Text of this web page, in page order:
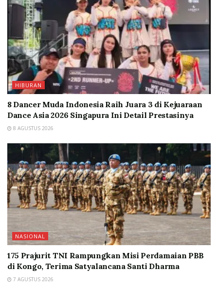
HIBURAN
8 Dancer Muda Indonesia Raih Juara 3 di Kejuaraan
Dance Asia 2026 Singapura Ini Detail Prestasinya
8 AGUSTUS 2026
NASIONAL
175 Prajurit TNI Rampungkan Misi Perdamaian PBB
di Kongo, Terima Satyalancana Santi Dharma
7 AGUSTUS 2026